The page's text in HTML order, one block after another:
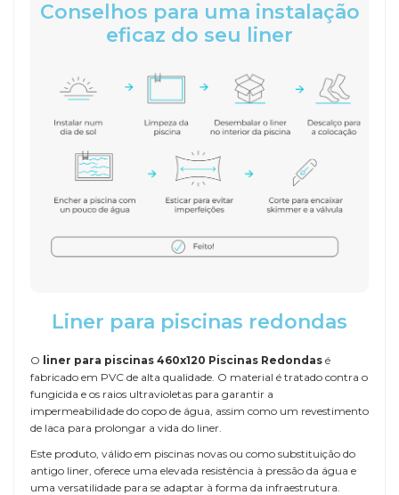
Conselhos para uma instalação
eficaz do seu liner
Liner para piscinas redondas
O liner para piscinas 460x120 Piscinas Redondas é
fabricado em PVC de alta qualidade. O material é tratado contra o
fungicida e os raios ultravioletas para garantir a
impermeabilidade do copo de água, assim como um revestimento
de laca para prolongar a vida do liner.
Este produto, válido em piscinas novas ou como substituição do
antigo liner, oferece uma elevada resistência à pressão da água e
uma versatilidade para se adaptar à forma da infraestrutura.